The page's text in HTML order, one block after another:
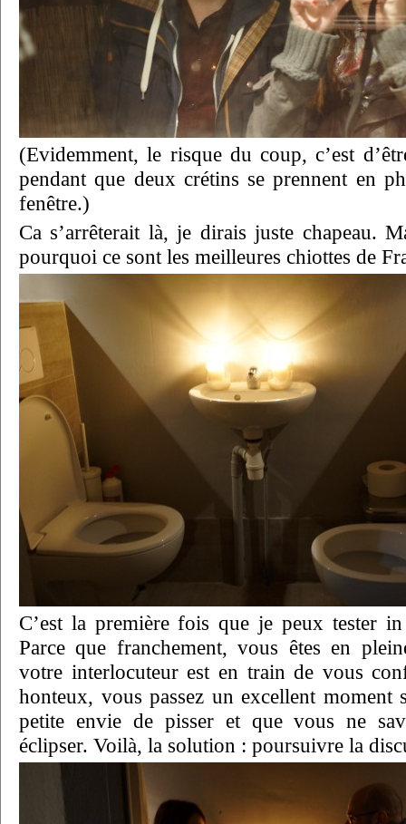
(Evidemment, le risque du coup, c’est
pendant que deux crétins se prennent en
fenêtre.)
Ca s’arrêterait là, je dirais juste chapeau.
pourquoi ce sont les meilleures chiottes de
C’est la première fois que je peux tester
Parce que franchement, vous êtes en
votre interlocuteur est en train de vous
honteux, vous passez un excellent moment
petite envie de pisser et que vous ne
éclipser. Voilà, la solution : poursuivre la